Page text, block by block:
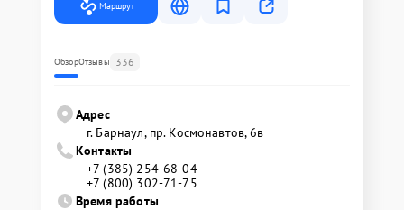
Маршрут
ОбзорОтзывы 336
Адрес
г. Барнаул, ​пр. Космонавтов, 6в
Контакты
+7 (385) 254-68-04
+7 (800) 302-71-75
Время работы